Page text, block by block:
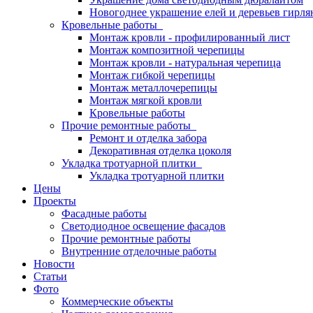
Новогоднее украшение елей и деревьев
Кровельные работы
Монтаж кровли - профилированный лист
Монтаж композитной черепицы
Монтаж кровли - натуральная черепица
Монтаж гибкой черепицы
Монтаж металлочерепицы
Монтаж мягкой кровли
Кровельные работы
Прочие ремонтные работы
Ремонт и отделка забора
Декоративная отделка цоколя
Укладка тротуарной плитки
Укладка тротуарной плитки
Цены
Проекты
Фасадные работы
Светодиодное освещение фасадов
Прочие ремонтные работы
Внутренние отделочные работы
Новости
Статьи
Фото
Коммерческие объекты